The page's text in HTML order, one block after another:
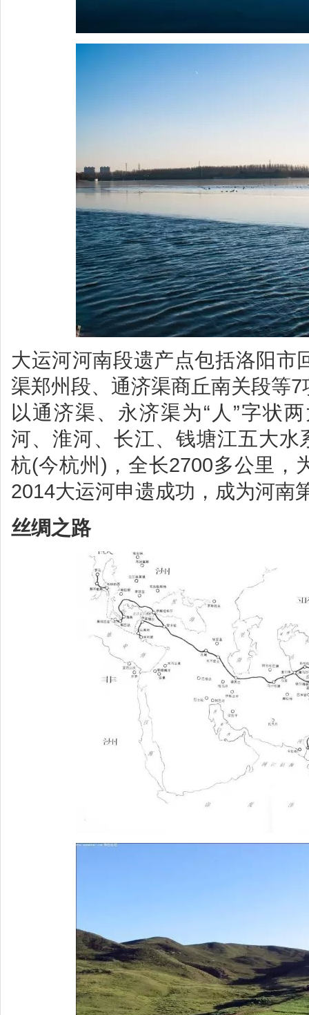
大运河河南段遗产点包括洛阳市
渠郑州段、通济渠商丘南关段等
以通济渠、永济渠为“人”字状
河、淮河、长江、钱塘江五大
杭(今杭州)，全长2700多公里，
2014大运河申遗成功，成为河南
丝绸之路